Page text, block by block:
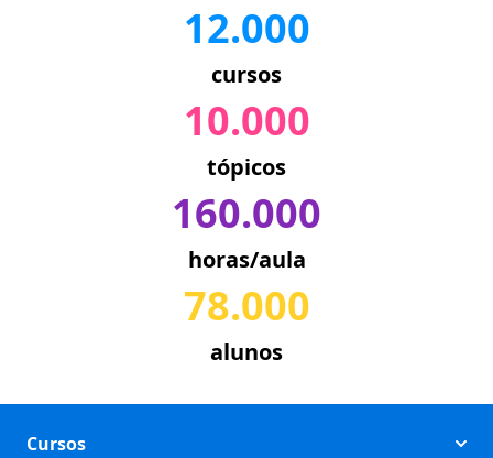
12.000
cursos
10.000
tópicos
160.000
horas/aula
78.000
alunos
Cursos